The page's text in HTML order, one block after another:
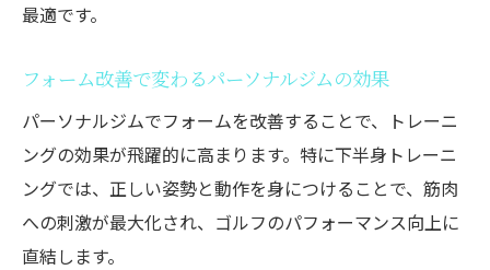
最適です。
フォーム改善で変わるパーソナルジムの効果
パーソナルジムでフォームを改善することで、トレーニ
ングの効果が飛躍的に高まります。特に下半身トレーニ
ングでは、正しい姿勢と動作を身につけることで、筋肉
への刺激が最大化され、ゴルフのパフォーマンス向上に
直結します。